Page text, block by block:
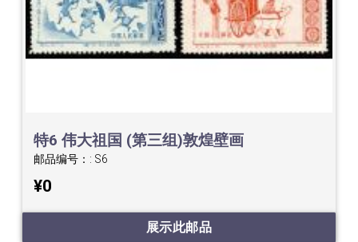
特6 伟大祖国 (第三组)敦煌壁画
邮品编号：: S6
¥0
展示此邮品